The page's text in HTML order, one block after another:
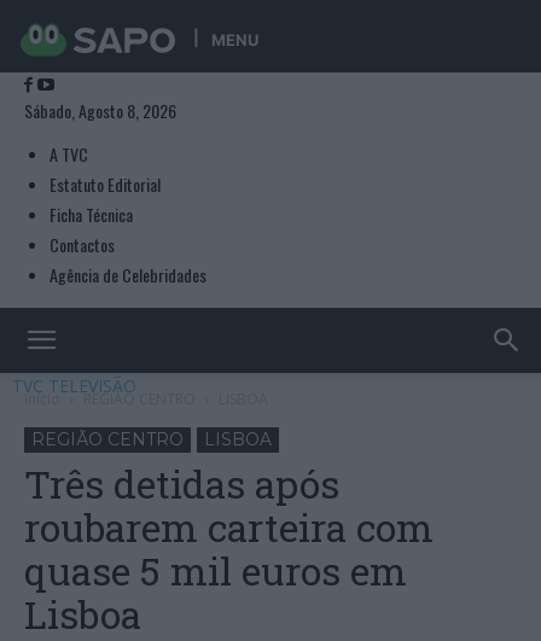
MENU
Sábado, Agosto 8, 2026
A TVC
Estatuto Editorial
Ficha Técnica
Contactos
Agência de Celebridades
TVC TELEVISÃO
Início REGIÃO CENTRO
REGIÃO CENTRO LISBOA
Três detidas após
roubarem carteira com
quase 5 mil euros em
Lisboa